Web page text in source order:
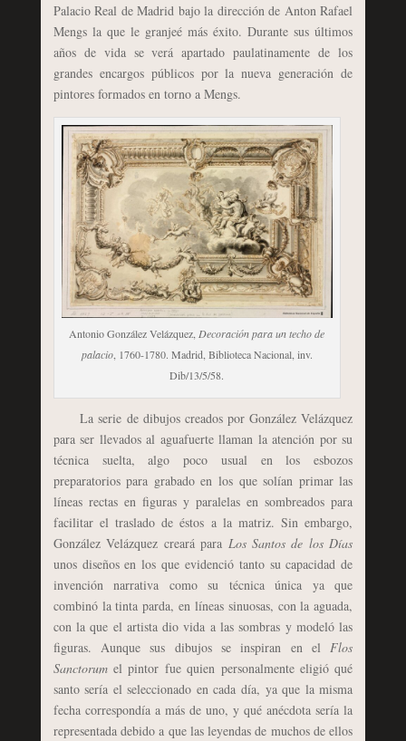
Palacio Real de Madrid bajo la dirección de Anton Rafael
Mengs la que le granjeé más éxito. Durante sus últimos
años de vida se verá apartado paulatinamente de los
grandes encargos públicos por la nueva generación de
pintores formados en torno a Mengs.
Antonio González Velázquez, Decoración para un techo de
palacio, 1760-1780. Madrid, Biblioteca Nacional, inv.
Dib/13/5/58.
La serie de dibujos creados por González Velázquez
para ser llevados al aguafuerte llaman la atención por su
técnica suelta, algo poco usual en los esbozos
preparatorios para grabado en los que solían primar las
líneas rectas en figuras y paralelas en sombreados para
facilitar el traslado de éstos a la matriz. Sin embargo,
González Velázquez creará para Los Santos de los Días
unos diseños en los que evidenció tanto su capacidad de
invención narrativa como su técnica única ya que
combinó la tinta parda, en líneas sinuosas, con la aguada,
con la que el artista dio vida a las sombras y modeló las
figuras. Aunque sus dibujos se inspiran en elFlos
Sanctorumel pintor fue quien personalmente eligió qué
santo sería el seleccionado en cada día, ya que la misma
fecha correspondía a más de uno, y qué anécdota sería la
representada debido a que las leyendas de muchos de ellos